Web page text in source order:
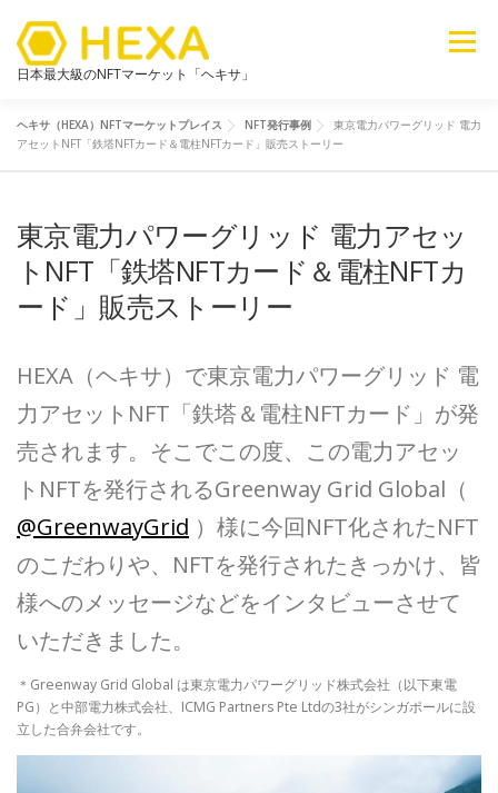
日本最大級のNFTマーケット「ヘキサ」
メニュー
NFTカテゴリ メタバース 6ブログ
新着 探す
ヘキサ（HEXA）NFTマーケットプレイス NFT発行事例
東京電力パワーグリッド 電力
アセットNFT「鉄塔NFTカード＆電柱NFTカード」販売ストーリー
東京電力パワーグリッド 電力アセッ
トNFT「鉄塔NFTカード＆電柱NFTカ
ード」販売ストーリー
HEXA（ヘキサ）で東京電力パワーグリッド 電
力アセットNFT「鉄塔＆電柱NFTカード」が発
売されます。そこでこの度、この電力アセッ
トNFTを発行されるGreenway Grid Global（
@GreenwayGrid ）様に今回NFT化されたNFT
のこだわりや、NFTを発行されたきっかけ、皆
様へのメッセージなどをインタビューさせて
いただきました。
＊Greenway Grid Global は東京電力パワーグリッド株式会社（以下東電
PG）と中部電力株式会社、ICMG Partners Pte Ltdの3社がシンガポールに設
立した合弁会社です。